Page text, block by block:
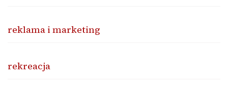
reklama i marketing
rekreacja